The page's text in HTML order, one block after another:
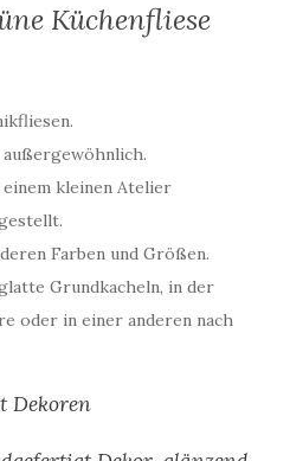
Küchenfliese
kleinen Atelier
Farben und Größen.
Grundkacheln, in der
oder in einer anderen nach
Dekoren